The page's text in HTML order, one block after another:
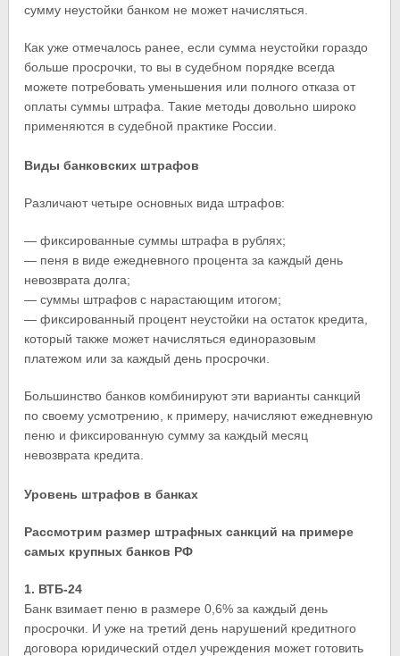
сумму неустойки банком не может начисляться.
Как уже отмечалось ранее, если сумма неустойки гораздо
больше просрочки, то вы в судебном порядке всегда
можете потребовать уменьшения или полного отказа от
оплаты суммы штрафа. Такие методы довольно широко
применяются в судебной практике России.
Виды банковских штрафов
Различают четыре основных вида штрафов:
— фиксированные суммы штрафа в рублях;
— пеня в виде ежедневного процента за каждый день
невозврата долга;
— суммы штрафов с нарастающим итогом;
— фиксированный процент неустойки на остаток кредита,
который также может начисляться единоразовым
платежом или за каждый день просрочки.
Большинство банков комбинируют эти варианты санкций
по своему усмотрению, к примеру, начисляют ежедневную
пеню и фиксированную сумму за каждый месяц
невозврата кредита.
Уровень штрафов в банках
Рассмотрим размер штрафных санкций на примере
самых крупных банков РФ
1. ВТБ-24
Банк взимает пеню в размере 0,6% за каждый день
просрочки. И уже на третий день нарушений кредитного
договора юридический отдел учреждения может готовить